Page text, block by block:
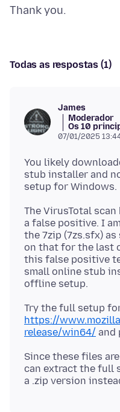
Todas as respostas (1)
James
Moderador
Os 10
07/01/2025
You likely
stub installer and
The VirusTotal
a false positive. I
the 7zip (7zs.sfx)
on that for the last
this false positive
small online stub
Try the full setup
https://
release/win64/
Since these files
can extract the full